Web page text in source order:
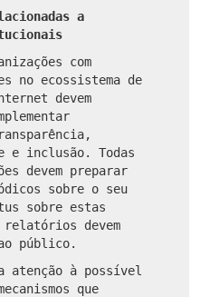
a
com
no ecossistema de
devem
e inclusão. Todas
devem preparar
sobre o seu
sobre estas
relatórios devem
público.
atenção à possível
que